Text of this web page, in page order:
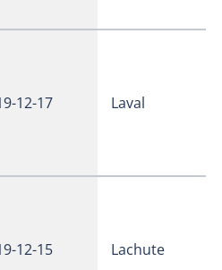
12-17 Laval
12-15 Lachute